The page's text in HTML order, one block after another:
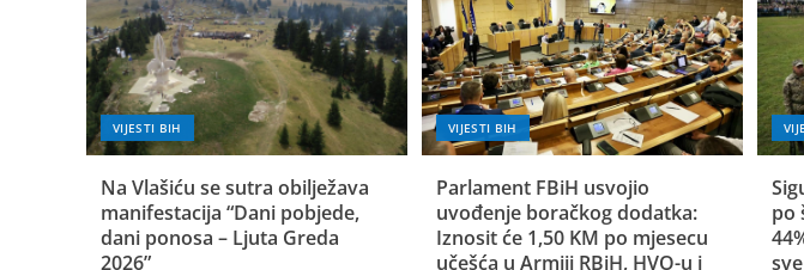
VIJESTI BIH
Na Vlašiću se sutra obilježava
manifestacija “Dani pobjede,
dani ponosa – Ljuta Greda
2026”
VIJESTI BIH
Parlament FBiH usvojio
uvođenje boračkog dodatka:
Iznosit će 1,50 KM po mjesecu
učešća u Armiji RBiH, HVO-u i
po